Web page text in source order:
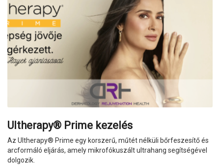
Ultherapy® Prime kezelés
Az Ultherapy® Prime egy korszerű, műtét nélküli bőrfeszesítő és
arcformáló eljárás, amely mikrofókuszált ultrahang segítségével
dolgozik.